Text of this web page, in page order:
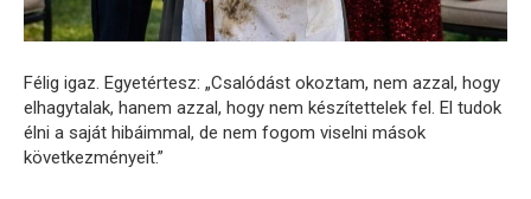
Félig igaz. Egyetértesz: „Csalódást okoztam, nem azzal, hogy
elhagytalak, hanem azzal, hogy nem készítettelek fel. El tudok
élni a saját hibáimmal, de nem fogom viselni mások
következményeit.”